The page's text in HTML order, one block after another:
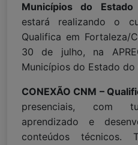
Municípios do Estado
estará realizando o
Qualifica em Fortaleza/
30 de julho, na
Municípios do Estado do
CONEXÃO CNM –
presenciais, com
aprendizado e
conteúdos técnicos.